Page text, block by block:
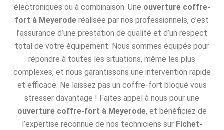
électroniques ou à combinaison. Une ouverture coffre-
fort à Meyerode réalisée par nos professionnels, c’est
l’assurance d’une prestation de qualité et d’un respect
total de votre équipement. Nous sommes équipés pour
répondre à toutes les situations, même les plus
complexes, et nous garantissons une intervention rapide
et efficace. Ne laissez pas un coffre-fort bloqué vous
stresser davantage ! Faites appel à nous pour une
ouverture coffre-fort à Meyerode, et bénéficiez de
l’expertise reconnue de nos techniciens sur Fichet-